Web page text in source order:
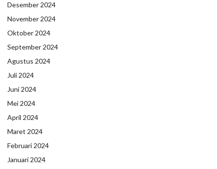
Desember 2024
November 2024
Oktober 2024
September 2024
Agustus 2024
Juli 2024
Juni 2024
Mei 2024
April 2024
Maret 2024
Februari 2024
Januari 2024